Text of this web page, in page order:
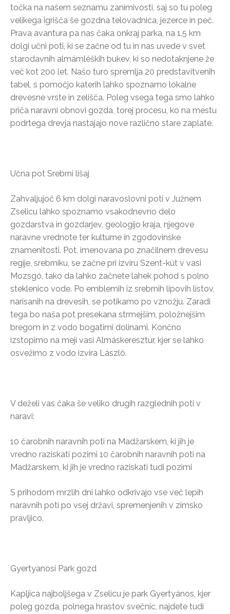
točka na našem seznamu zanimivosti, saj so tu poleg
velikega igrišča še gozdna telovadnica, jezerce in peč.
Prava avantura pa nas čaka onkraj parka, na 1,5 km
dolgi učni poti, ki se začne od tu in nas uvede v svet
starodavnih almámléških bukev, ki so nedotaknjene že
več kot 200 let. Našo turo spremlja 20 predstavitvenih
tabel, s pomočjo katerih lahko spoznamo lokalne
drevesne vrste in zelišča. Poleg vsega tega smo lahko
priča naravni obnovi gozda, torej procesu, ko na mestu
podrtega drevja nastajajo nove različno stare zaplate.
Učna pot Srebrni lišaj
Zahvaljujoč 6 km dolgi naravoslovni poti v Južnem
Zselicu lahko spoznamo vsakodnevno delo
gozdarstva in gozdarjev, geologijo kraja, njegove
naravne vrednote ter kulturne in zgodovinske
znamenitosti. Pot, imenovana po značilnem drevesu
regije, srebrniku, se začne pri izviru Szent-kút v vasi
Mozsgó, tako da lahko začnete lahek pohod s polno
steklenico vode. Po emblemih iz srebrnih lipovih listov,
narisanih na drevesih, se potikamo po vznožju. Zaradi
tega bo naša pot presekana strmejšim, položnejšim
bregom in z vodo bogatimi dolinami. Končno
izstopimo na meji vasi Almáskeresztúr, kjer se lahko
osvežimo z vodo izvira László.
V deželi vas čaka še veliko drugih razglednih poti v
naravi:
10 čarobnih naravnih poti na Madžarskem, ki jih je
vredno raziskati pozimi 10 čarobnih naravnih poti na
Madžarskem, ki jih je vredno raziskati tudi pozimi
S prihodom mrzlih dni lahko odkrivajo vse več lepih
naravnih poti po vsej državi, spremenjenih v zimsko
pravljico.
Gyertyanosi Park gozd
Kapljica najboljšega v Zselicu je park Gyertyános, kjer
poleg gozda, polnega hrastov svečnic, najdete tudi